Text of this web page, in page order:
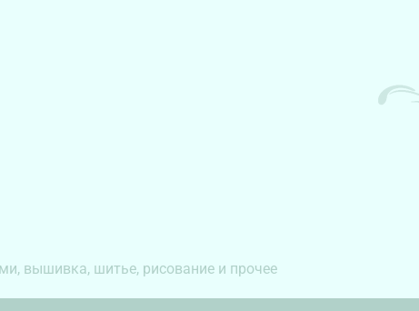
вышивка, шитье, рисование и прочее